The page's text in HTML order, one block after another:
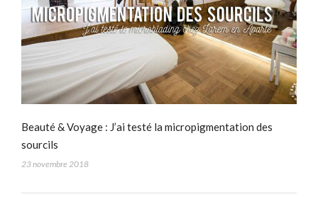
Beauté & Voyage : J’ai testé la micropigmentation des
sourcils
23 novembre 2018